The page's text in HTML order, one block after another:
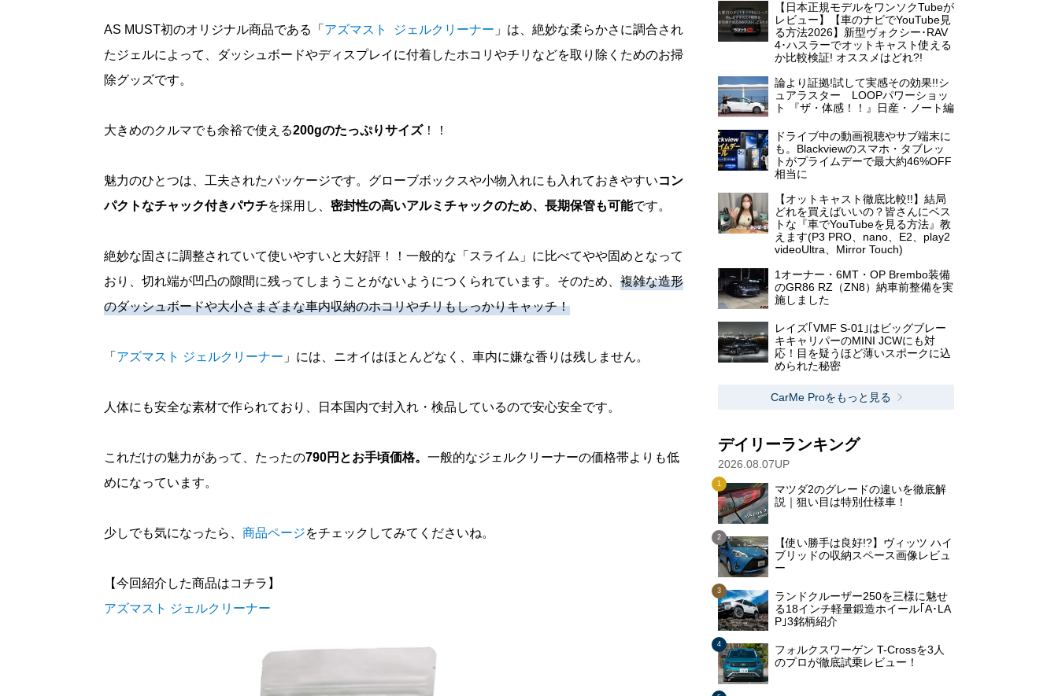
AS MUST初のオリジナル商品である「 アズマスト ジェルクリーナー 」は、絶妙な柔らかさに調合され
たジェルによって、ダッシュボードやディスプレイに付着したホコリやチリなどを取り除くためのお掃
除グッズです。
大きめのクルマでも余裕で使える200gのたっぷりサイズ！！
魅力のひとつは、工夫されたパッケージです。グローブボックスや小物入れにも入れておきやすいコン
パクトなチャック付きパウチを採用し、 密封性の高いアルミチャックのため、長期保管も可能です。
絶妙な固さに調整されていて使いやすいと大好評！！一般的な「スライム」に比べてやや固めとなって
おり、切れ端が凹凸の隙間に残ってしまうことがないようにつくられています。そのため、 複雑な造形
のダッシュボードや大小さまざまな車内収納のホコリやチリもしっかりキャッチ！
「 アズマスト ジェルクリーナー 」には、ニオイはほとんどなく、車内に嫌な香りは残しません。
人体にも安全な素材で作られており、日本国内で封入れ・検品しているので安心安全です。
これだけの魅力があって、たったの790円とお手頃価格。 一般的なジェルクリーナーの価格帯よりも低
めになっています。
少しでも気になったら、 商品ページをチェックしてみてくださいね。
【今回紹介した商品はコチラ】
アズマスト ジェルクリーナー
【日本正規モデルをワンソクTubeが
レビュー】【車のナビでYouTube見
る方法2026】新型ヴォクシー･RAV
4･ハスラーでオットキャスト使える
か比較検証! オススメはどれ?!
論より証拠!試して実感その効果!!シ
ュアラスター LOOPパワーショッ
ト 『ザ・体感！！』日産・ノート編
ドライブ中の動画視聴やサブ端末に
も。Blackviewのスマホ・タブレッ
トがプライムデーで最大約46%OFF
相当に
【オットキャスト徹底比較!!】結局
どれを買えばいいの？皆さんにベス
トな『車でYouTubeを見る方法』教
えます(P3 PRO、nano、E2、play2
videoUltra、Mirror Touch)
1オーナー・6MT・OP Brembo装備
のGR86 RZ（ZN8）納車前整備を実
施しました
レイズ｢VMF S-01｣はビッグブレー
キキャリパーのMINI JCWにも対
応！目を疑うほど薄いスポークに込
められた秘密
CarMe Proをもっと見る
デイリーランキング
2026.08.07UP
マツダ2のグレードの違いを徹底解
説｜狙い目は特別仕様車！
【使い勝手は良好!?】ヴィッツ ハイ
ブリッドの収納スペース画像レビュ
ー
ランドクルーザー250を三様に魅せ
る18インチ軽量鍛造ホイール｢A･LA
P｣3銘柄紹介
フォルクスワーゲン T-Crossを3人
のプロが徹底試乗レビュー！